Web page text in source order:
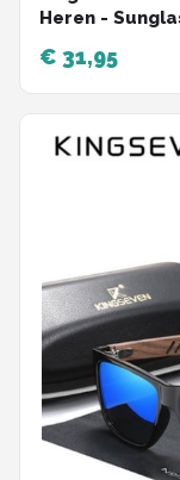
Heren -
€ 31,95